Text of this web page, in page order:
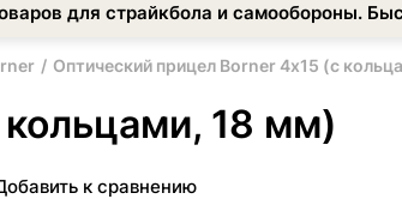
для страйкбола и самообороны.
Оптический прицел Borner 4х15 (с
18 мм)
к сравнению